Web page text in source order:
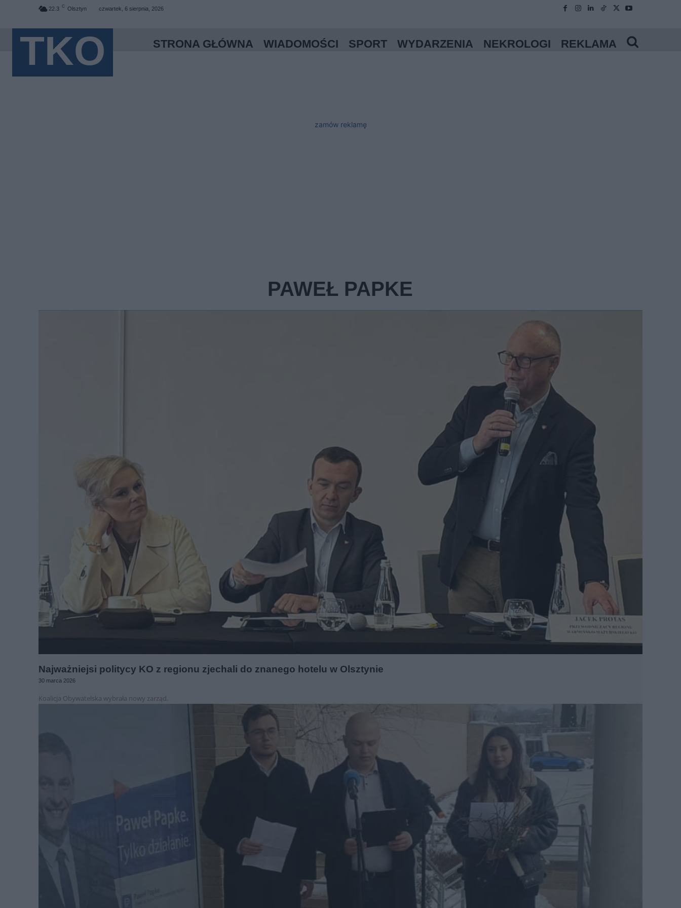
22.3 C Olsztyn czwartek, 6 sierpnia, 2026
TKO STRONA GŁÓWNA WIADOMOŚCI SPORT WYDARZENIA NEKROLOGI REKLAMA
zamów reklamę
PAWEŁ PAPKE
Najważniejsi politycy KO z regionu zjechali do znanego hotelu w Olsztynie
30 marca 2026
Koalicja Obywatelska wybrała nowy zarząd.